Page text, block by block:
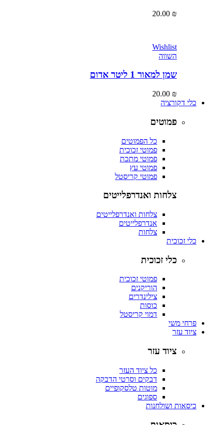
20.00
Wishlist
שמן למאור 1 ליטר אדום
20.00
כלי דקורציה
פמוטים
כל הפמוטים
פמוטי זכוכית
פמוטי מתכת
פמוטי עץ
פמוטי קריסטל
צלחות ואנדרפלייטים
צלחות ואנדרפלייטים
אנדרפלייטים
צלחות
כלי זכוכית
כלי זכוכית
פמוטי זכוכית
הוריקנים
צילינדרים
כוסות
דמוי קריסטל
פרחי משי
ציוד עזר
ציוד עזר
כל ציוד העזר
דבקים וסרטי הדבקה
מוטות טלסקופיים
ספוגים
כיסאות ושולחנות